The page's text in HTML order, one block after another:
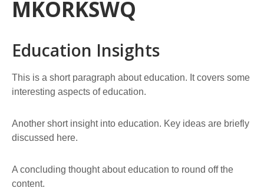
MKORKSWQ
Education Insights
This is a short paragraph about education. It covers some
interesting aspects of education.
Another short insight into education. Key ideas are briefly
discussed here.
A concluding thought about education to round off the
content.